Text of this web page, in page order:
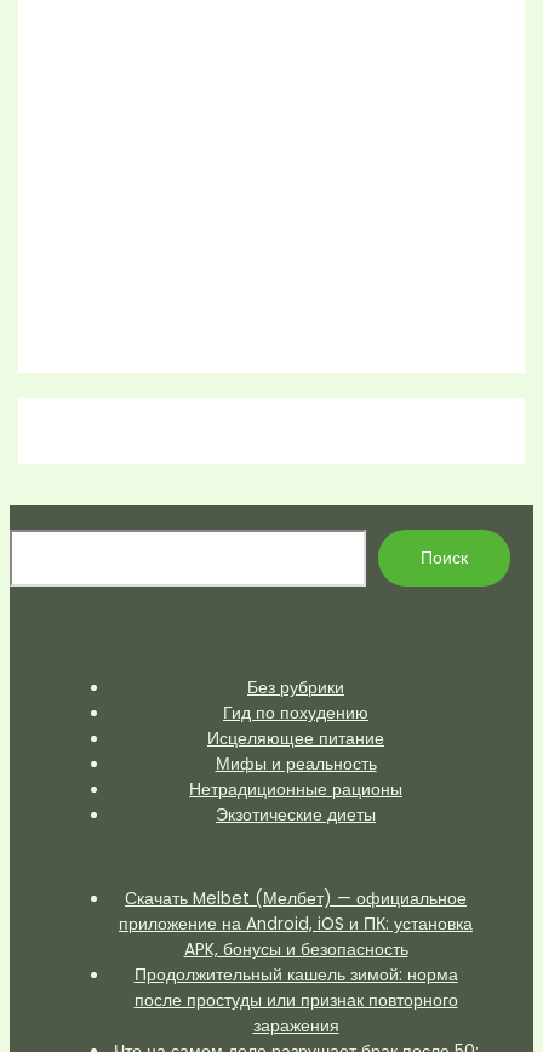
Поиск
Без рубрики
Гид по похудению
Исцеляющее питание
Мифы и реальность
Нетрадиционные рационы
Экзотические диеты
Скачать Melbet (Мелбет) — официальное
приложение на Android, iOS и ПК: установка
APK, бонусы и безопасность
Продолжительный кашель зимой: норма
после простуды или признак повторного
заражения